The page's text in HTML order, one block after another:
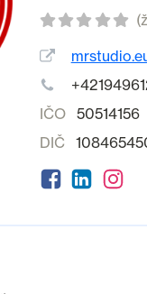
IČO
50514156
DIČ